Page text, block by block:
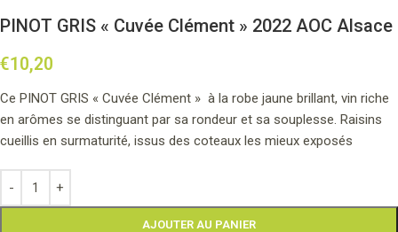
PINOT GRIS « Cuvée Clément » 2022 AOC Alsace
€10,20
Ce PINOT GRIS « Cuvée Clément » à la robe jaune brillant, vin riche
en arômes se distinguant par sa rondeur et sa souplesse. Raisins
cueillis en surmaturité, issus des coteaux les mieux exposés
AJOUTER AU PANIER